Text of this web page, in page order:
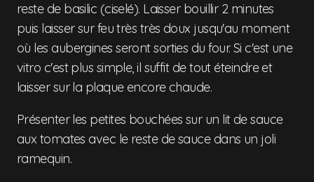
reste de basilic (ciselé). Laisser bouillir 2 minutes
puis laisser sur feu très très doux jusqu'au moment
où les aubergines seront sorties du four. Si c'est une
vitro c'est plus simple, il suffit de tout éteindre et
laisser sur la plaque encore chaude.
Présenter les petites bouchées sur un lit de sauce
aux tomates avec le reste de sauce dans un joli
ramequin.